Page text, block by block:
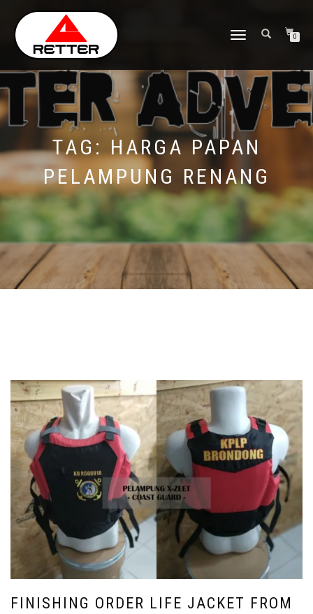
NAVIGASI
0
TAG: HARGA PAPAN
PELAMPUNG RENANG
FINISHING ORDER LIFE JACKET FROM